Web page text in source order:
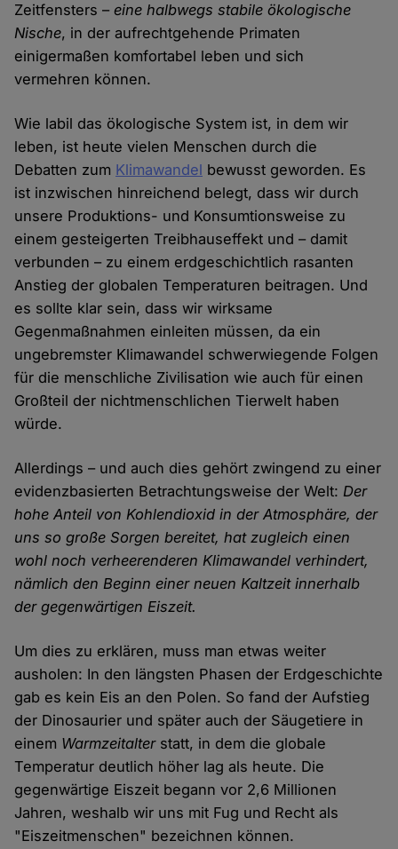
Zeitfensters –eine halbwegs stabile ökologische
Nische, in der aufrechtgehende Primaten
einigermaßen komfortabel leben und sich
vermehren können.
Wie labil das ökologische System ist, in dem wir
leben, ist heute vielen Menschen durch die
Debatten zum Klimawandel bewusst geworden. Es
ist inzwischen hinreichend belegt, dass wir durch
unsere Produktions- und Konsumtionsweise zu
einem gesteigerten Treibhauseffekt und – damit
verbunden – zu einem erdgeschichtlich rasanten
Anstieg der globalen Temperaturen beitragen. Und
es sollte klar sein, dass wir wirksame
Gegenmaßnahmen einleiten müssen, da ein
ungebremster Klimawandel schwerwiegende Folgen
für die menschliche Zivilisation wie auch für einen
Großteil der nichtmenschlichen Tierwelt haben
würde.
Allerdings – und auch dies gehört zwingend zu einer
evidenzbasierten Betrachtungsweise der Welt:Der
hohe Anteil von Kohlendioxid in der Atmosphäre, der
uns so große Sorgen bereitet, hat zugleich einen
wohl noch verheerenderen Klimawandel verhindert,
nämlich den Beginn einer neuen Kaltzeit innerhalb
der gegenwärtigen Eiszeit.
Um dies zu erklären, muss man etwas weiter
ausholen: In den längsten Phasen der Erdgeschichte
gab es kein Eis an den Polen. So fand der Aufstieg
der Dinosaurier und später auch der Säugetiere in
einem Warmzeitalterstatt, in dem die globale
Temperatur deutlich höher lag als heute. Die
gegenwärtige Eiszeit begann vor 2,6 Millionen
Jahren, weshalb wir uns mit Fug und Recht als
"Eiszeitmenschen" bezeichnen können.